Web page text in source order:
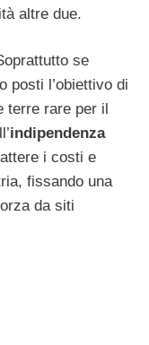
altre due.
se
posti l’obiettivo di
rare per il
indipendenza
i costi e
fissando una
da siti